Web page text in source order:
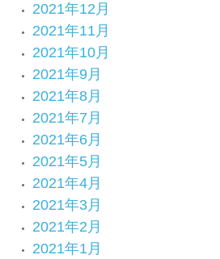
2021年12月
2021年11月
2021年10月
2021年9月
2021年8月
2021年7月
2021年6月
2021年5月
2021年4月
2021年3月
2021年2月
2021年1月